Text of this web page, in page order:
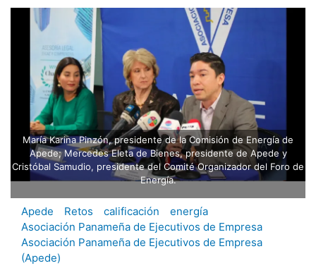
María Karina Pinzón, presidente de la Comisión de Energía de
Apede; Mercedes Eleta de Bienes, presidente de Apede y
Cristóbal Samudio, presidente del Comité Organizador del Foro de
Energía.
Apede Retos calificación
energía
Asociación Panameña de Ejecutivos de Empresa
Asociación Panameña de Ejecutivos de Empresa
(Apede)